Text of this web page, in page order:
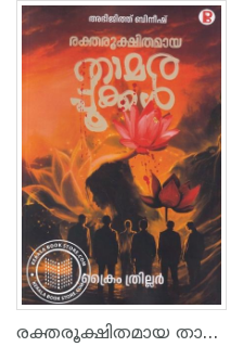
5
4
3
2
1
രക്തരൂക്ഷിതമായ താമര പൂക്കൾ